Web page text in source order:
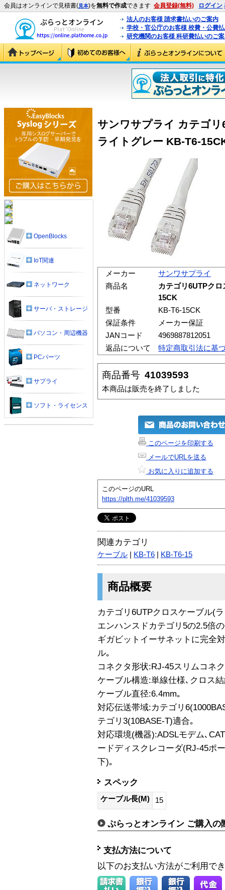
会員はオンラインで見積書(見本)を無料で作成できます 会員登録(無料) ログイン
法人のお客様 請求書払いのご案内
学校・官公庁のお客様 校費・公費
研究機関のお客様 科研費払いのご
サンワサプライ カテゴ
ライトグレー KB-T6-
メーカー
サンワサプライ
商品名
カテゴリ6UTPク
15CK
型番
KB-T6-15CK
保証条件
メーカー保証
JANコード
4969887812051
返品について
特定商取引法に基
商品番号 41039593
本商品は販売を終了しました
このページを印刷する
メールでURLを送る
お気に入りに追加する
このページのURL
https://plth.me/41039593
関連カテゴリ
ケーブル KB-T6 KB-T6-15
商品概要
カテゴリ6UTPクロスケーブル(
エンハンスドカテゴリ5の2.5倍
ギガビットイーサネットに完全
ル｡
コネクタ形状:RJ-45スリムコネ
ケーブル構造:単線仕様､クロス
ケーブル直径:6.4mm｡
対応伝送帯域:カテゴリ
テゴリ3(10BASE-T)適合｡
対応環境(機器):ADSLモデム､
ードディスクレコーダ(RJ-45ポ
下)｡
スペック
ケーブル長(M) 15
ぷらっとオンライン ご購入の
支払方法について
以下のお支払い方法がご利用で
OpenBlocks
IoT関連
ネットワーク
サーバ・ストレージ
パソコン・周辺機器
PCパーツ
サプライ
ソフト・ライセンス